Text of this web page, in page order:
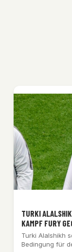
TURKI
KAMPF FURY
Turki Alalshikh
Bedingung für